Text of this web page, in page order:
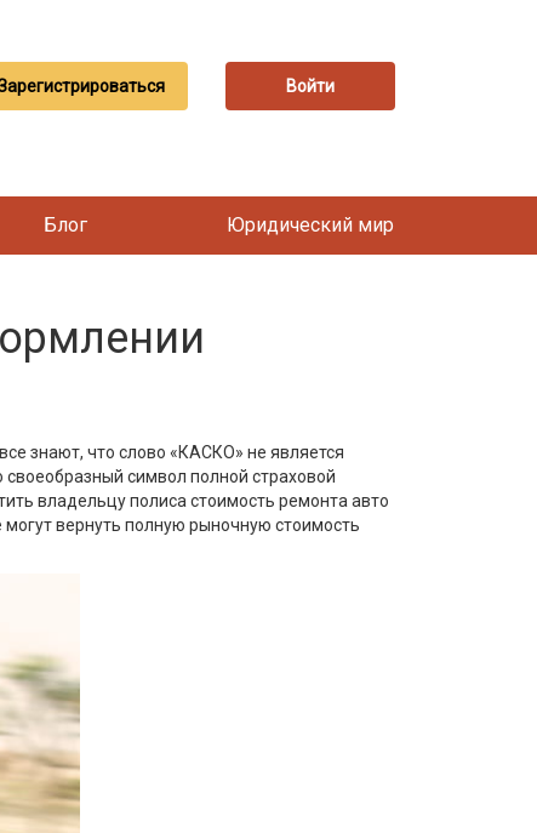
Войти
Блог Юридический мир
знают, что слово «КАСКО» не является
своеобразный символ полной страховой
владельцу полиса стоимость ремонта авто
вернуть полную рыночную стоимость